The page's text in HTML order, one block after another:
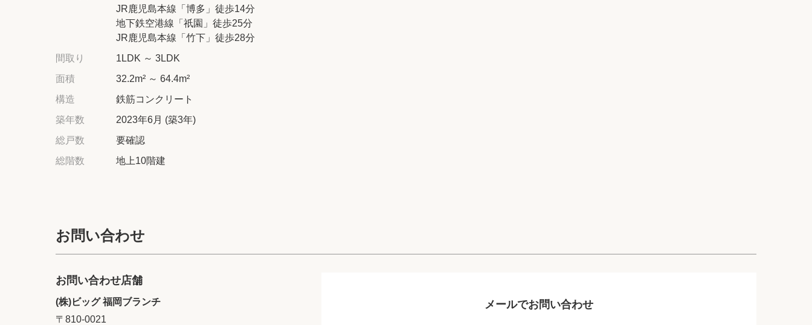
JR鹿児島本線「博多」徒歩14分
地下鉄空港線「祇園」徒歩25分
JR鹿児島本線「竹下」徒歩28分
間取り
1LDK ～ 3LDK
面積
32.2m² ～ 64.4m²
構造
鉄筋コンクリート
築年数
2023年6月 (築3年)
総戸数
要確認
総階数
地上10階建
お問い合わせ
お問い合わせ店舗
(株)ビッグ 福岡ブランチ
〒810-0021
メールでお問い合わせ